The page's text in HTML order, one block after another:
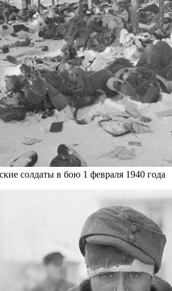
солдаты в бою 1 февраля 1940 года